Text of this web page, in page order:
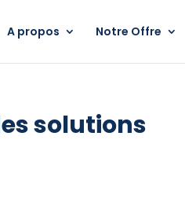
A propos Notre Offre
solutions